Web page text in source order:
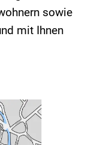
sowie
mit Ihnen